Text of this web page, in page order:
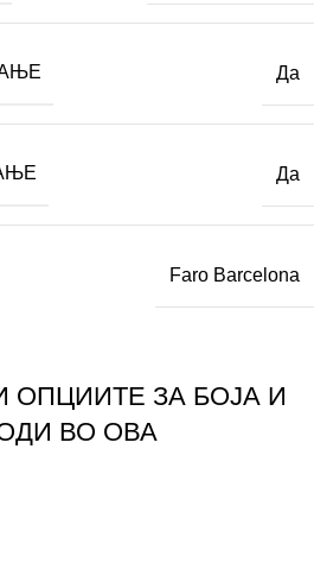
Да
Да
Faro Barcelona
ОПЦИИТЕ ЗА БОЈА И
ВО ОВА